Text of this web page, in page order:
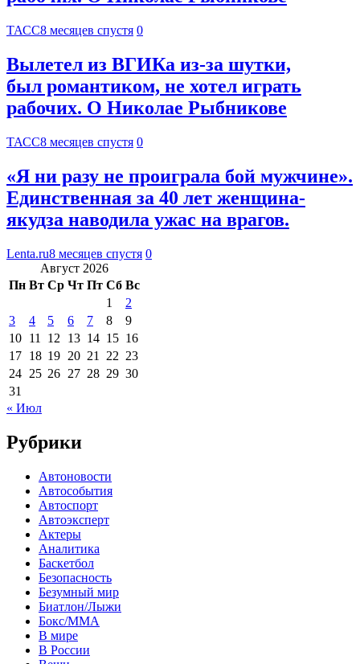
ТАСС8 месяцев спустя 0
Вылетел из ВГИКа из-за шутки,
был романтиком, не хотел играть
рабочих. О Николае Рыбникове
ТАСС8 месяцев спустя 0
«Я ни разу не проиграла бой мужчине».
Единственная за 40 лет женщина-
якудза наводила ужас на врагов.
Lenta.ru8 месяцев спустя 0
Август 2026
Пн Вт Ср Чт Пт Сб Вс
1
2
3
4 5 6 7 8
9
10 11 12 13 14 15 16
17 18 19 20 21 22 23
24 25 26 27 28 29 30
31
« Июл
Рубрики
Автоновости
Автособытия
Автоспорт
Автоэксперт
Актеры
Аналитика
Баскетбол
Безопасность
Безумный мир
Биатлон/Лыжи
Бокс/MMA
В мире
В России